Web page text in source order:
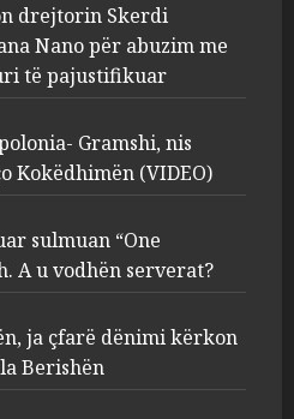
dënimi kërkon për
dhe Antonela
25, 2025
drejtonte makinën më
me Talo Çelën”,
e Nuredin Dumanit
PERSONAT që e
drejtorin Skerdi
Nano për abuzim me
të pajustifikuar
Gramshi, nis
Kokëdhimën (VIDEO)
sulmuan “One
A u vodhën serverat?
ja çfarë dënimi kërkon
Berishën